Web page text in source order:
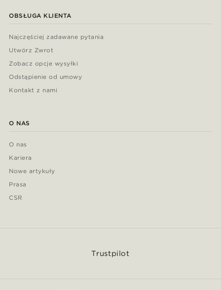
OBSŁUGA KLIENTA
Najczęściej zadawane pytania
Utwórz Zwrot
Zobacz opcje wysyłki
Odstąpienie od umowy
Kontakt z nami
O NAS
O nas
Kariera
Nowe artykuły
Prasa
CSR
Trustpilot